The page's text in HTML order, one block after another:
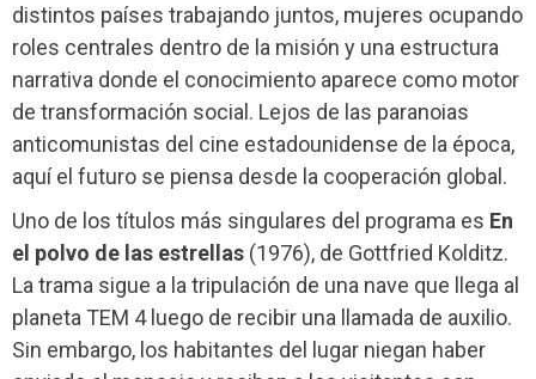
distintos países trabajando juntos, mujeres ocupando
roles centrales dentro de la misión y una estructura
narrativa donde el conocimiento aparece como motor
de transformación social. Lejos de las paranoias
anticomunistas del cine estadounidense de la época,
aquí el futuro se piensa desde la cooperación global.
Uno de los títulos más singulares del programa es En
el polvo de las estrellas (1976), de Gottfried Kolditz.
La trama sigue a la tripulación de una nave que llega al
planeta TEM 4 luego de recibir una llamada de auxilio.
Sin embargo, los habitantes del lugar niegan haber